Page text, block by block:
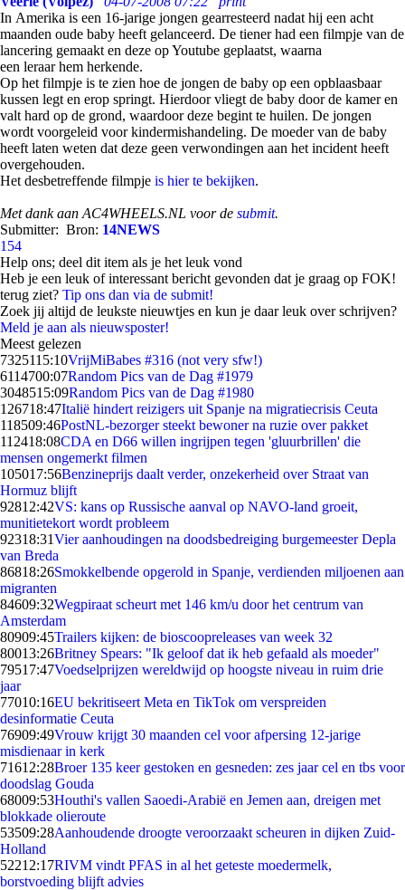
In Amerika is een 16-jarige jongen gearresteerd nadat hij een acht
maanden oude baby heeft gelanceerd. De tiener had een filmpje van de
lancering gemaakt en deze op Youtube geplaatst, waarna
een leraar hem herkende.
Op het filmpje is te zien hoe de jongen de baby op een opblaasbaar
kussen legt en erop springt. Hierdoor vliegt de baby door de kamer en
valt hard op de grond, waardoor deze begint te huilen. De jongen
wordt voorgeleid voor kindermishandeling. De moeder van de baby
heeft laten weten dat deze geen verwondingen aan het incident heeft
overgehouden.
Het desbetreffende filmpje is hier te bekijken.
Met dank aan AC4WHEELS.NL voor de submit.
Submitter: Bron: 14NEWS
154
Help ons; deel dit item als je het leuk vond
Heb je een leuk of interessant bericht gevonden dat je graag op FOK!
terug ziet? Tip ons dan via de submit!
Zoek jij altijd de leukste nieuwtjes en kun je daar leuk over schrijven?
Meld je aan als nieuwsposter!
Meest gelezen
7325115:10VrijMiBabes #316 (not very sfw!)
6114700:07Random Pics van de Dag #1979
3048515:09Random Pics van de Dag #1980
126718:47Italië hindert reizigers uit Spanje na migratiecrisis Ceuta
118509:46PostNL-bezorger steekt bewoner na ruzie over pakket
112418:08CDA en D66 willen ingrijpen tegen 'gluurbrillen' die
mensen ongemerkt filmen
105017:56Benzineprijs daalt verder, onzekerheid over Straat van
Hormuz blijft
92812:42VS: kans op Russische aanval op NAVO-land groeit,
munitietekort wordt probleem
92318:31Vier aanhoudingen na doodsbedreiging burgemeester Depla
van Breda
86818:26Smokkelbende opgerold in Spanje, verdienden miljoenen aan
migranten
84609:32Wegpiraat scheurt met 146 km/u door het centrum van
Amsterdam
80909:45Trailers kijken: de bioscoopreleases van week 32
80013:26Britney Spears: "Ik geloof dat ik heb gefaald als moeder"
79517:47Voedselprijzen wereldwijd op hoogste niveau in ruim drie
jaar
77010:16EU bekritiseert Meta en TikTok om verspreiden
desinformatie Ceuta
76909:49Vrouw krijgt 30 maanden cel voor afpersing 12-jarige
misdienaar in kerk
71612:28Broer 135 keer gestoken en gesneden: zes jaar cel en tbs voor
doodslag Gouda
68009:53Houthi's vallen Saoedi-Arabië en Jemen aan, dreigen met
blokkade olieroute
53509:28Aanhoudende droogte veroorzaakt scheuren in dijken Zuid-
Holland
52212:17RIVM vindt PFAS in al het geteste moedermelk,
borstvoeding blijft advies